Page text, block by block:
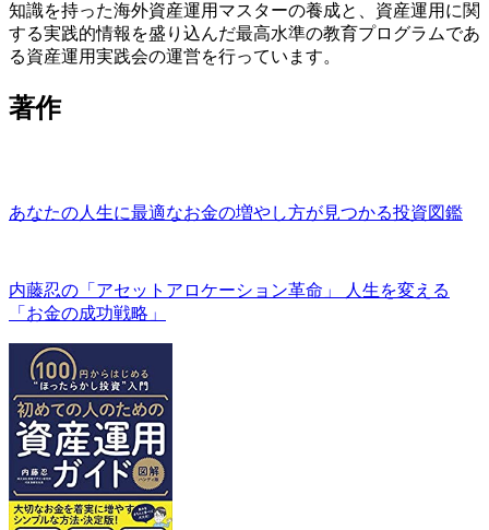
知識を持った海外資産運用マスターの養成と、資産運用に関
する実践的情報を盛り込んだ最高水準の教育プログラムであ
る資産運用実践会の運営を行っています。
著作
あなたの人生に最適なお金の増やし方が見つかる投資図鑑
内藤忍の「アセットアロケーション革命」 人生を変える
「お金の成功戦略」